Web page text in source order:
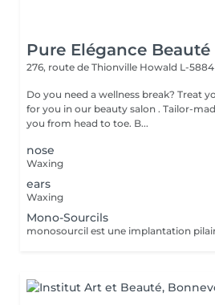
Pure Elégance Beauté
276, route de Thionville Howald L-5884
Do you need a wellness break? Treat yourself to a moment just
for you in our beauty salon . Tailor-made treatments to pamper
you from head to toe. B...
nose
Waxing
ears
Waxing
Mono-Sourcils